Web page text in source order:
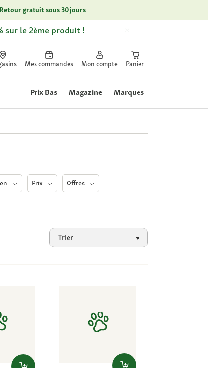
Retour gratuit sous 30 jours
sur le 2ème produit !
Mes commandes Mon compte Panier
Prix Bas Magazine Marques
Prix Offres
Trier